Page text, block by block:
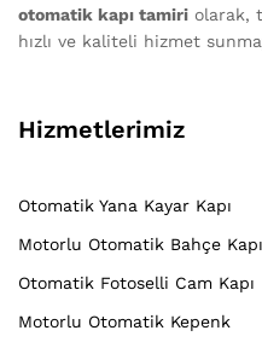
otomatik kapı tamiri olarak,
hızlı ve kaliteli hizmet
Hizmetlerimiz
Otomatik Yana Kayar Kapı
Motorlu Otomatik Bahçe
Otomatik Fotoselli Cam Kapı
Motorlu Otomatik Kepenk